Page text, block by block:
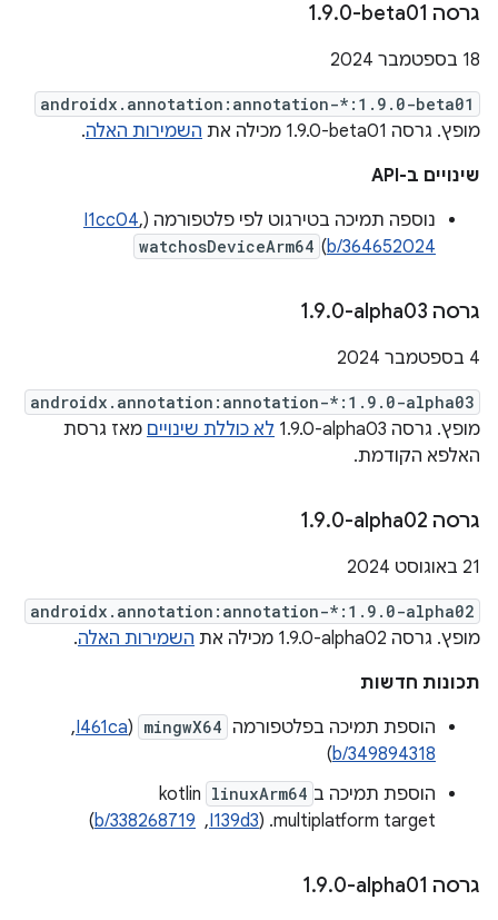
גרסה ‎1 .9.0-beta01
‫18 בספטמבר 2024
androidx.annotation:annotation-*:1.9.0-beta01
מופץ. גרסה ‎1.9.0-beta01 מכילה את השמירות האלה.
שינויים ב-API
נוספה תמיכה בטירגוט לפי פלטפורמה ( I1cc04,
b/364652024
)
watchosDeviceArm64
גרסה ‎1 .9.0-alpha03
‫4 בספטמבר 2024
androidx.annotation:annotation-*:1.9.0-alpha03
מופץ. גרסה ‎1.9.0-alpha03 לא כוללת שינויים מאז גרסת
האלפא הקודמת.
גרסה ‎1 .9.0-alpha02
‫21 באוגוסט 2024
androidx.annotation:annotation-*:1.9.0-alpha02
מופץ. גרסה ‎1.9.0-alpha02 מכילה את השמירות האלה.
תכונות חדשות
הוספת תמיכה בפלטפורמה mingwX64
(
I461ca
, ‏
b/349894318
)
הוספת תמיכה ב linuxArm64
kotlin
multiplatform target. (
I139d3
, ‏
b/338268719
)
גרסה ‎1 .9.0-alpha01